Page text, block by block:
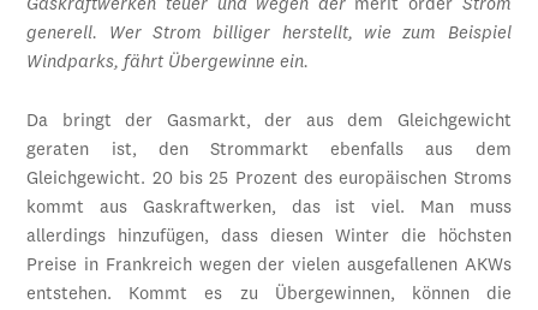
Gaskraftwerken teuer und wegen dermerit order Strom
generell. Wer Strom billiger herstellt, wie zum Beispiel
Windparks, fährt Übergewinne ein.
Da bringt der Gasmarkt, der aus dem Gleichgewicht
geraten ist, den Strommarkt ebenfalls aus dem
Gleichgewicht. 20 bis 25 Prozent des europäischen Stroms
kommt aus Gaskraftwerken, das ist viel. Man muss
allerdings hinzufügen, dass diesen Winter die höchsten
Preise in Frankreich wegen der vielen ausgefallenen AKWs
entstehen. Kommt es zu Übergewinnen, können die